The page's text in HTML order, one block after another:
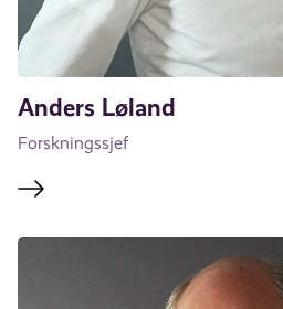
Anders Løland
Forskningssjef